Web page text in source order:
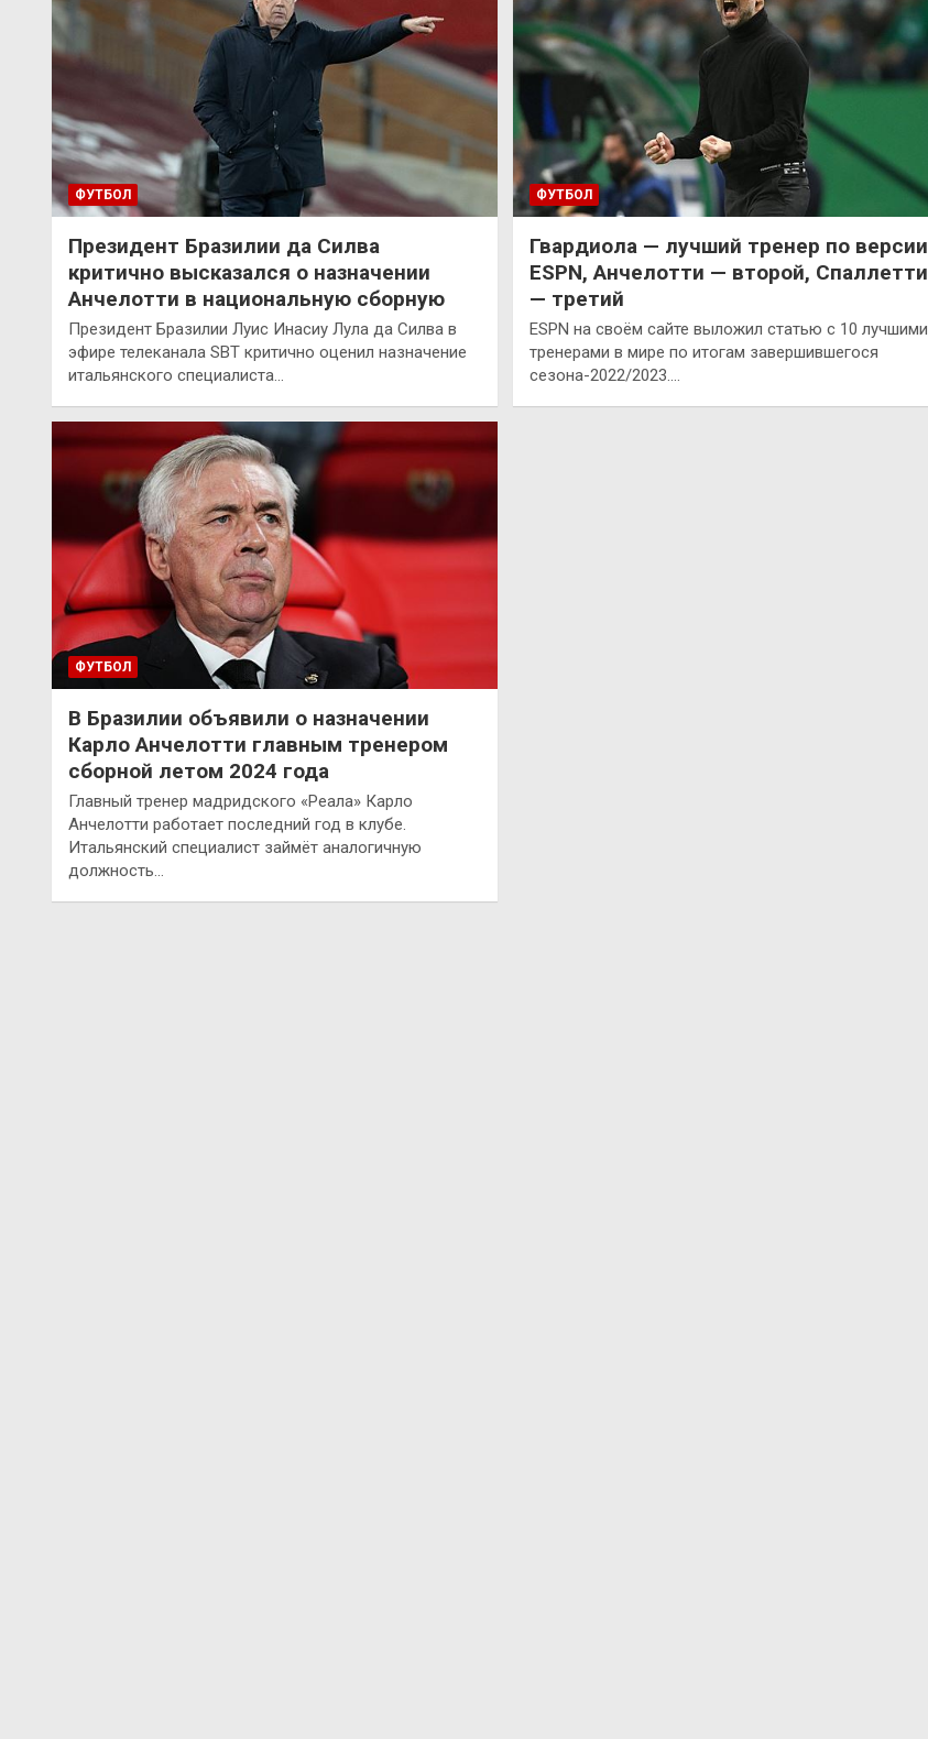
ФУТБОЛ
Президент Бразилии да Силва
критично высказался о назначении
Анчелотти в национальную сборную
Президент Бразилии Луис Инасиу Лула да Силва в
эфире телеканала SBT критично оценил назначение
итальянского специалиста…
ФУТБОЛ
Гвардиола — лучший тренер по версии
ESPN, Анчелотти — второй, Спаллетти
— третий
ESPN на своём сайте выложил статью с 10 лучшими
тренерами в мире по итогам завершившегося
сезона-2022/2023.…
ФУТБОЛ
В Бразилии объявили о назначении
Карло Анчелотти главным тренером
сборной летом 2024 года
Главный тренер мадридского «Реала» Карло
Анчелотти работает последний год в клубе.
Итальянский специалист займёт аналогичную
должность…